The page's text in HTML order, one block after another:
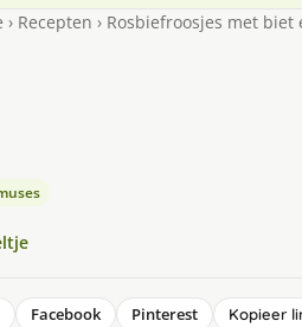
› Recepten › Rosbiefroosjes met biet
Facebook Pinterest Kopieer